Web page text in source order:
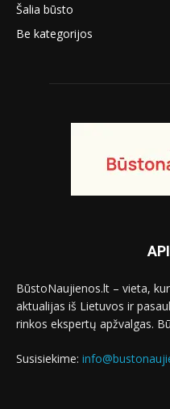
Šalia būsto
Be kategorijos
BūstoNaujienos.lt – vieta,
aktualijas iš Lietuvos ir
rinkos ekspertų apžvalgas.
Susisiekime: